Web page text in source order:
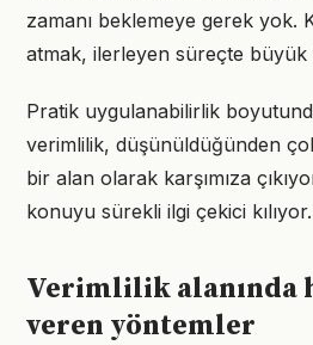
zamanı beklemeye gerek yok.
atmak, ilerleyen süreçte
Pratik uygulanabilirlik
verimlilik, düşünüldüğünden
bir alan olarak karşımıza
konuyu sürekli ilgi çekici kılıyor.
Verimlilik alanında
veren yöntemler